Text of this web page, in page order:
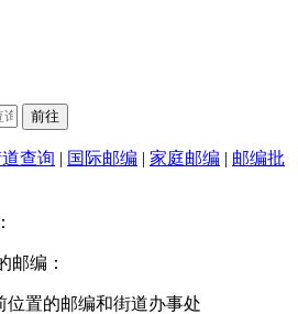
查询 | 国际邮编 | 家庭邮编 | 邮编批
邮编：
位置的邮编和街道办事处